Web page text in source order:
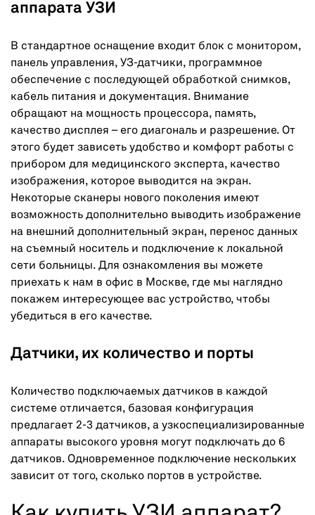
аппарата УЗИ
В стандартное оснащение входит блок с монитором,
панель управления, УЗ-датчики, программное
обеспечение с последующей обработкой снимков,
кабель питания и документация. Внимание
обращают на мощность процессора, память,
качество дисплея – его диагональ и разрешение. От
этого будет зависеть удобство и комфорт работы с
прибором для медицинского эксперта, качество
изображения, которое выводится на экран.
Некоторые сканеры нового поколения имеют
возможность дополнительно выводить изображение
на внешний дополнительный экран, перенос данных
на съемный носитель и подключение к локальной
сети больницы. Для ознакомления вы можете
приехать к нам в офис в Москве, где мы наглядно
покажем интересующее вас устройство, чтобы
убедиться в его качестве.
Датчики, их количество и порты
Количество подключаемых датчиков в каждой
системе отличается, базовая конфигурация
предлагает 2-3 датчиков, а узкоспециализированные
аппараты высокого уровня могут подключать до 6
датчиков. Одновременное подключение нескольких
зависит от того, сколько портов в устройстве.